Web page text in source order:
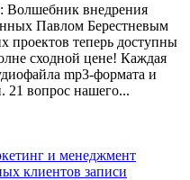
Волшебник внедрения
Павлом Берестневым
проектов теперь доступны
сходной цене! Каждая
mp3-формата и
21 вопрос нашего...
и менеджмент
клиентов записи